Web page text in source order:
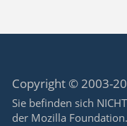
Copyright © 2003-
Sie befinden sich
der Mozilla